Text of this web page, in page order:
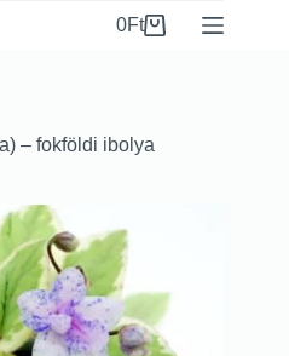
0Ft
– fokföldi ibolya